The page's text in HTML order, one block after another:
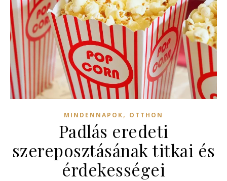
MINDENNAPOK, OTTHON
Padlás eredeti
szereposztásának titkai és
érdekességei